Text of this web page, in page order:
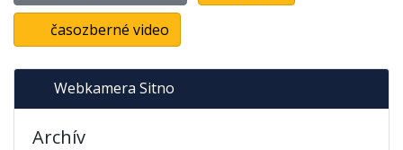
časozberné video
Webkamera Sitno
Archív